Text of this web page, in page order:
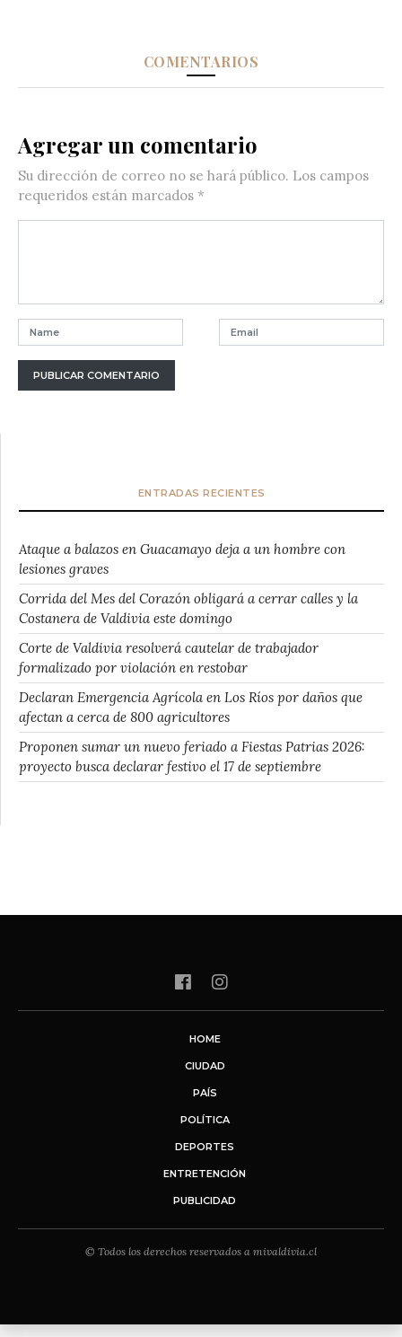
COMENTARIOS
Agregar un comentario
Su dirección de correo no se hará público. Los campos
requeridos están marcados *
ENTRADAS RECIENTES
Ataque a balazos en Guacamayo deja a un hombre con
lesiones graves
Corrida del Mes del Corazón obligará a cerrar calles y la
Costanera de Valdivia este domingo
Corte de Valdivia resolverá cautelar de trabajador
formalizado por violación en restobar
Declaran Emergencia Agrícola en Los Ríos por daños que
afectan a cerca de 800 agricultores
Proponen sumar un nuevo feriado a Fiestas Patrias 2026:
proyecto busca declarar festivo el 17 de septiembre
HOME
CIUDAD
PAÍS
POLÍTICA
DEPORTES
ENTRETENCIÓN
PUBLICIDAD
© Todos los derechos reservados a mivaldivia.cl